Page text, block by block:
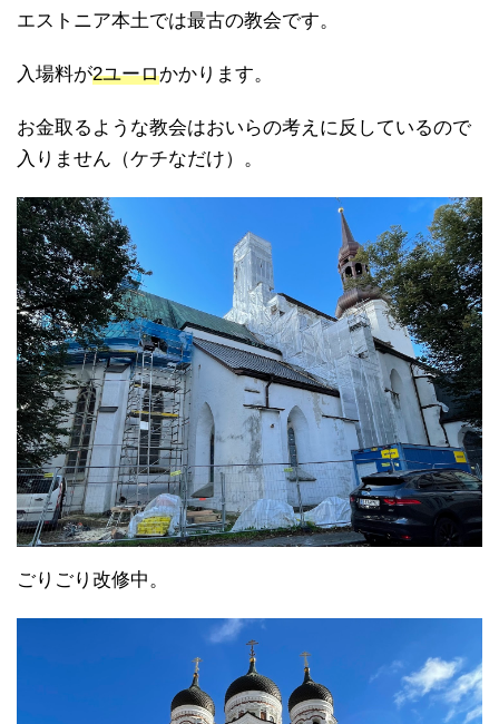
エストニア本土では最古の教会です。
入場料が2ユーロかかります。
お金取るような教会はおいらの考えに反しているので
入りません（ケチなだけ）。
ごりごり改修中。